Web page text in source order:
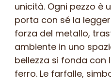
unicità. Ogni pezzo è
porta con sé la
forza del metallo,
ambiente in uno
bellezza si fonda con
ferro. Le farfalle,